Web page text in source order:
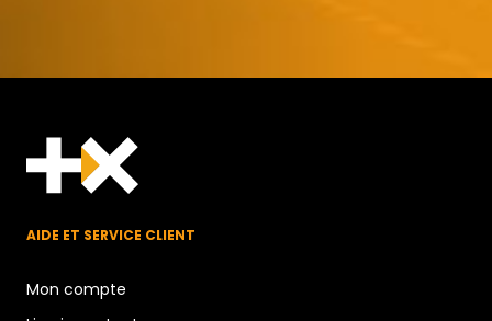
AIDE ET SERVICE CLIENT
Mon compte